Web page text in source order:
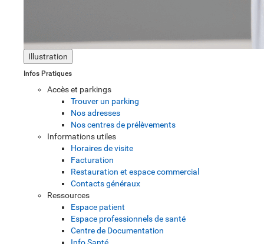
Illustration
Infos Pratiques
Accès et parkings
Trouver un parking
Nos adresses
Nos centres de prélèvements
Informations utiles
Horaires de visite
Facturation
Restauration et espace commercial
Contacts généraux
Ressources
Espace patient
Espace professionnels de santé
Centre de Documentation